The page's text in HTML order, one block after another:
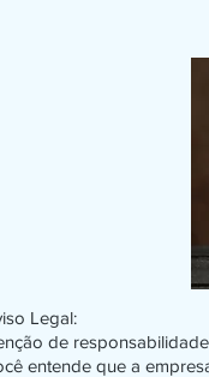
Legal:
de
entende que a